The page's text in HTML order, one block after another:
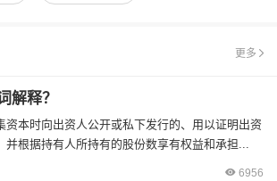
更多
解释？
资本时向出资人公开或私下发行的、用以证明出资
并根据持有人所持有的股份数享有权益和承担...
6956